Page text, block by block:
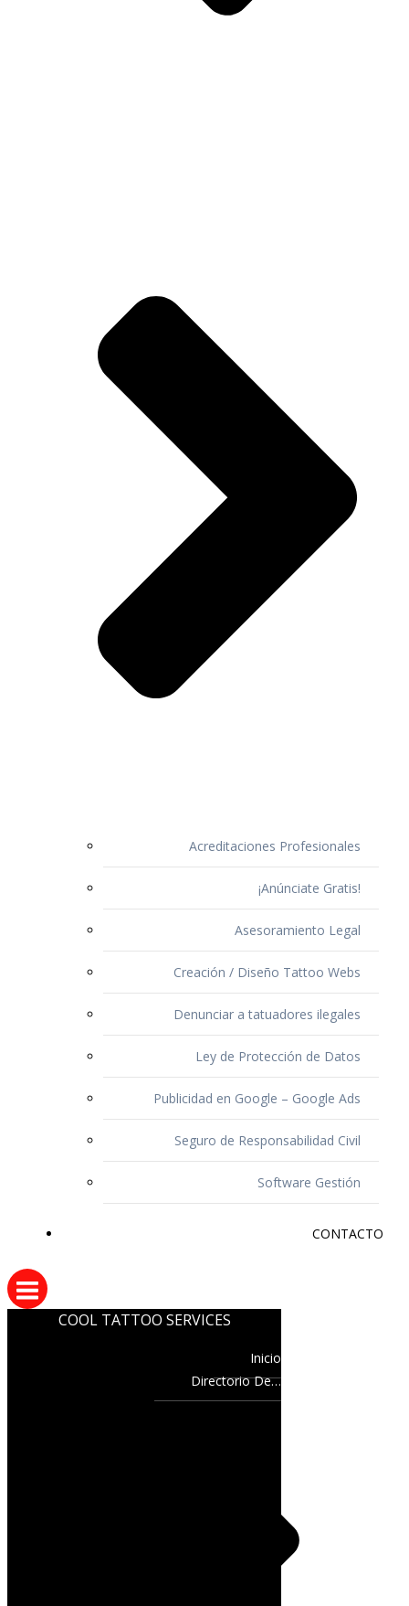
Acreditaciones Profesionales
¡Anúnciate Gratis!
Asesoramiento Legal
Creación / Diseño Tattoo Webs
Denunciar a tatuadores ilegales
Ley de Protección de Datos
Publicidad en Google – Google Ads
Seguro de Responsabilidad Civil
Software Gestión
CONTACTO
COOL TATTOO SERVICES
Inicio
Directorio De…